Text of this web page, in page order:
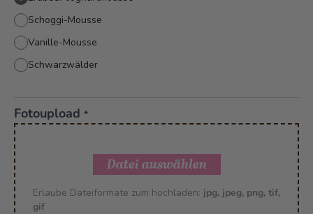
Schoggi-Mousse
Vanille-Mousse
Schwarzwälder
Fotoupload *
Datei auswählen
Erlaube Dateiformate zum hochladen: jpg, jpeg, png, tif,
gif